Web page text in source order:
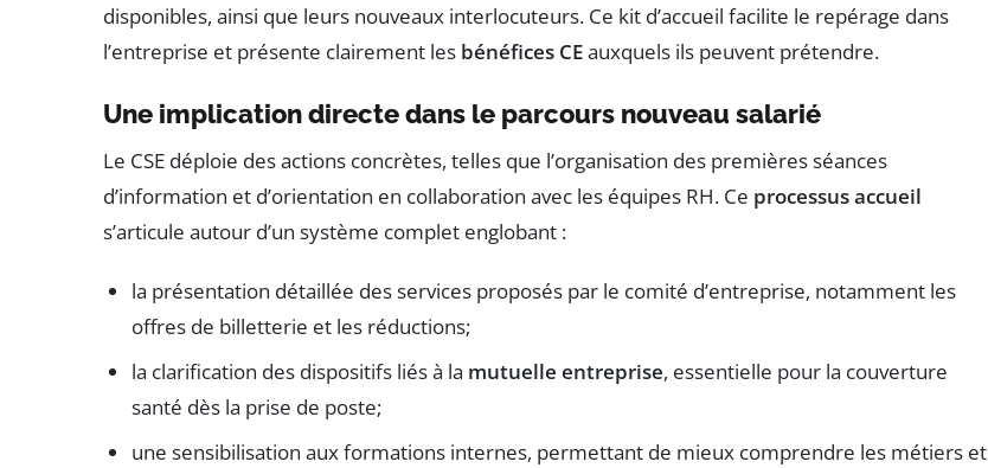
disponibles, ainsi que leurs nouveaux interlocuteurs. Ce kit d’accueil facilite le repérage dans
l’entreprise et présente clairement les bénéfices CEauxquels ils peuvent prétendre.
Une implication directe dans le parcours nouveau salarié
Le CSE déploie des actions concrètes, telles que l’organisation des premières séances
d’information et d’orientation en collaboration avec les équipes RH. Ce processus accueil
s’articule autour d’un système complet englobant :
la présentation détaillée des services proposés par le comité d’entreprise, notamment les
offres de billetterie et les réductions;
la clarification des dispositifs liés à la mutuelle entreprise, essentielle pour la couverture
santé dès la prise de poste;
une sensibilisation aux formations internes, permettant de mieux comprendre les métiers et